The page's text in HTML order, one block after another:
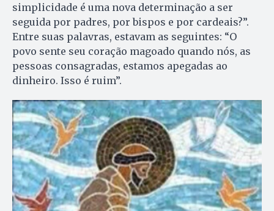
simplicidade é uma nova determinação a ser
seguida por padres, por bispos e por cardeais?”.
Entre suas palavras, estavam as seguintes: “O
povo sente seu coração magoado quando nós, as
pessoas consagradas, estamos apegadas ao
dinheiro. Isso é ruim”.